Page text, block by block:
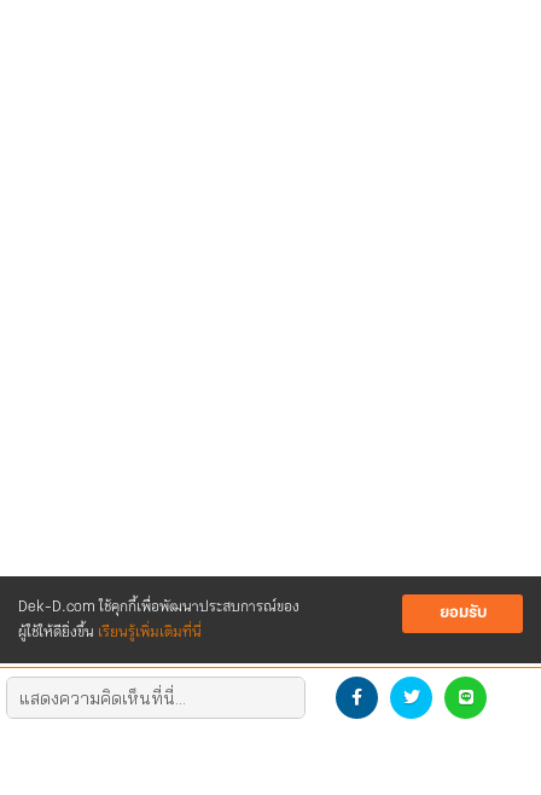
Dek-D.com ใช้คุกกี้เพื่อพัฒนาประสบการณ์ของ
ผู้ใช้ให้ดียิ่งขึ้น เรียนรู้เพิ่มเติมที่นี่
ยอมรับ